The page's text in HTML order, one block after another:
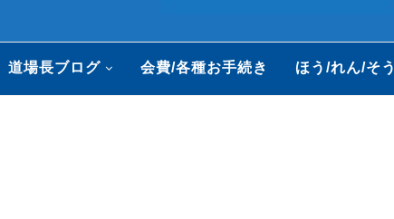
道場長ブログ 会費/各種お手続き ほう/れん/そう